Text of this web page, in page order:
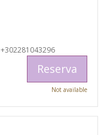
+302281043296
Reserva
Not available